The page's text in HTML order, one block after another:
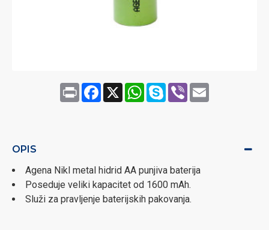
Print Facebook
X WhatsApp
SkypeViberEmail
OPIS
Agena Nikl metal hidrid AA punjiva baterija
Poseduje veliki kapacitet od 1600 mAh.
Služi za pravljenje baterijskih pakovanja.